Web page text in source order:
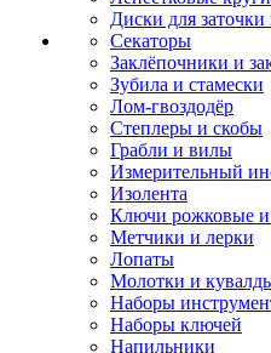
Диски для заточки
Секаторы
Заклёпочники и
Зубила и стамески
Лом-гвоздодёр
Степлеры и скобы
Грабли и вилы
Измерительный
Изолента
Ключи рожковые
Метчики и лерки
Лопаты
Молотки и
Наборы
Наборы ключей
Напильники